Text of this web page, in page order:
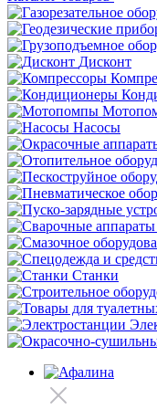
Дисконт
Насосы
Станки